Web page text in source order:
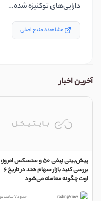
دارایی‌های توکنیزه شده…
مشاهده منبع اصلی
آخرین اخبار
پیش‌بینی نِیفی ۵۰ و سنسکس امروز:
بررسی کنید بازار سهام هند در تاریخ ۶
اوت چگونه معامله می‌شود
TradingView حدود 7 ساعت قبل